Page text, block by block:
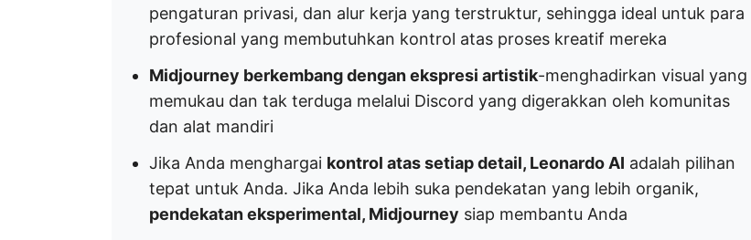
pengaturan privasi, dan alur kerja yang terstruktur, sehingga ideal untuk para
profesional yang membutuhkan kontrol atas proses kreatif mereka
Midjourney berkembang dengan ekspresi artistik-menghadirkan visual yang
memukau dan tak terduga melalui Discord yang digerakkan oleh komunitas
dan alat mandiri
Jika Anda menghargai kontrol atas setiap detail, Leonardo AI adalah pilihan
tepat untuk Anda. Jika Anda lebih suka pendekatan yang lebih organik,
pendekatan eksperimental, Midjourney siap membantu Anda